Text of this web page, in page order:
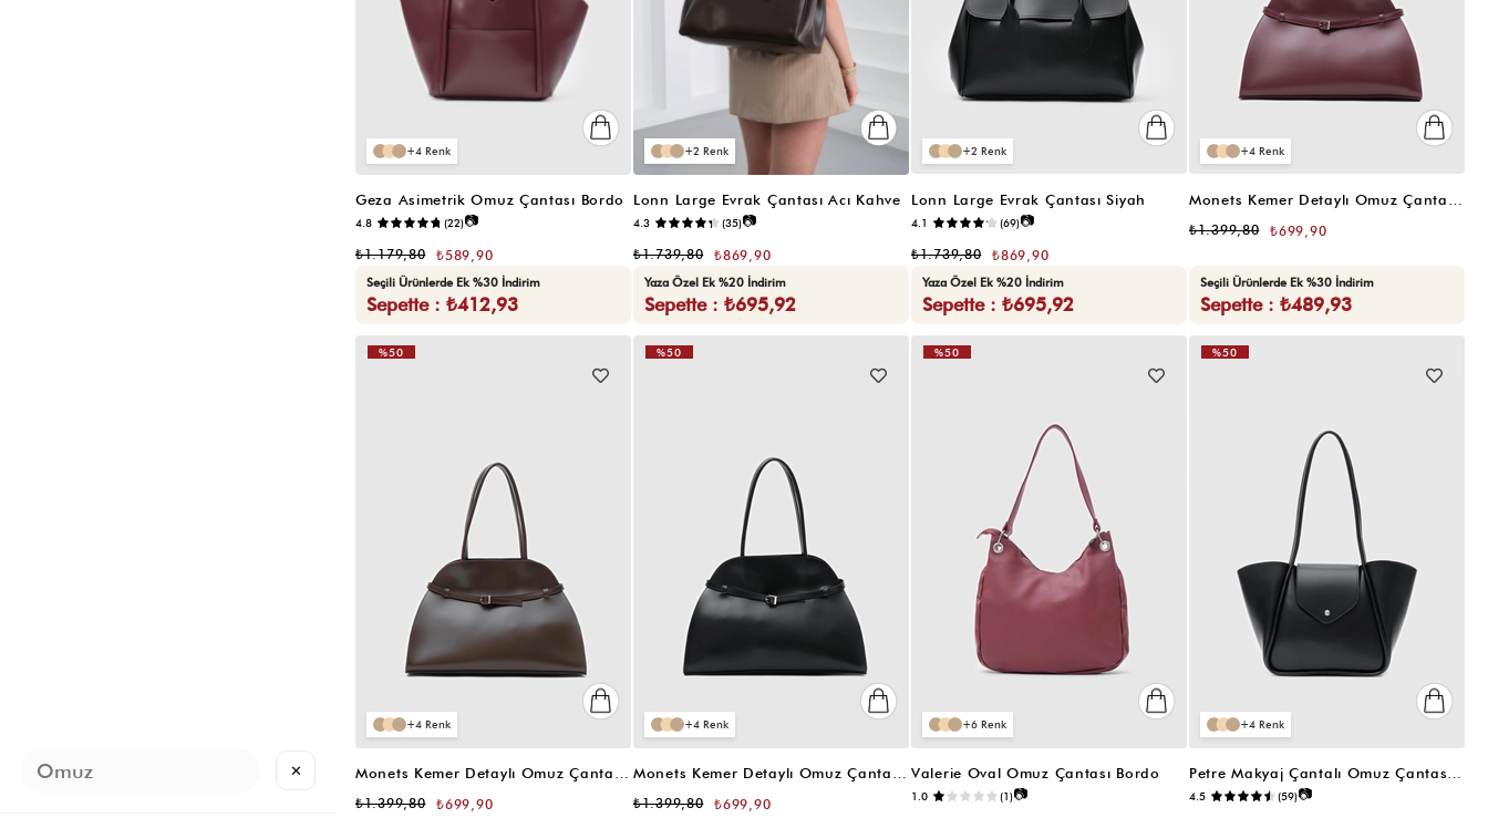
4
Geza Asimetrik Omuz Çantası Bordo
4.8 (22)📷
₺589,90
₺1.179,80
Seçili Ürünlerde Ek %30 İndirim
Sepette : ₺412,93
2
Lonn Large Evrak Çantası Acı Kahve
4.3 (35)📷
₺869,90
₺1.739,80
Yaza Özel Ek %20 İndirim
Sepette : ₺695,92
2
Lonn Large Evrak Çantası Siyah
4.1 (69)📷
₺869,90
₺1.739,80
Yaza Özel Ek %20 İndirim
Sepette : ₺695,92
4
₺699,90
₺1.399,80
Seçili Ürünlerde Ek %30 İndirim
Sepette : ₺489,93
4
₺699,90
₺1.399,80
%50
4
₺699,90
₺1.399,80
%50
6
Valerie Oval Omuz Çantası Bordo
1.0 (1)📷
%50
4
4.5 (59)📷
%50
✕